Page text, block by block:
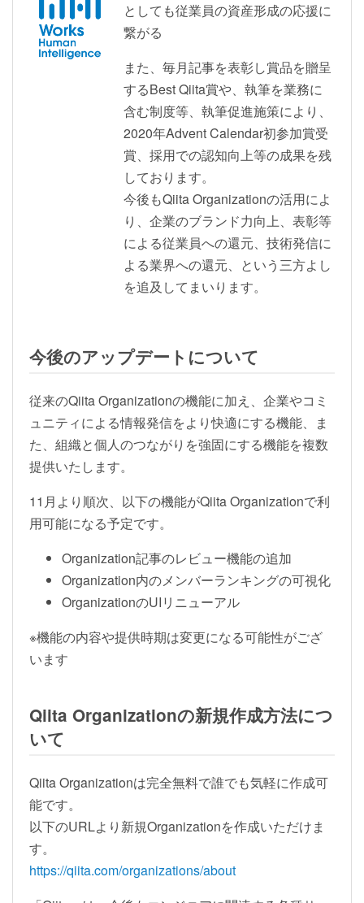
としても従業員の資産形成の応援に
繋がる
また、毎月記事を表彰し賞品を贈呈
するBest Qiita賞や、執筆を業務に
含む制度等、執筆促進施策により、
2020年Advent Calendar初参加賞受
賞、採用での認知向上等の成果を残
しております。
今後もQiita Organizationの活用によ
り、企業のブランド力向上、表彰等
による従業員への還元、技術発信に
よる業界への還元、という三方よし
を追及してまいります。
今後のアップデートについて
従来のQiita Organizationの機能に加え、企業やコミ
ュニティによる情報発信をより快適にする機能、ま
た、組織と個人のつながりを強固にする機能を複数
提供いたします。
11月より順次、以下の機能がQiita Organizationで利
用可能になる予定です。
Organization記事のレビュー機能の追加
Organization内のメンバーランキングの可視化
OrganizationのUIリニューアル
※機能の内容や提供時期は変更になる可能性がござ
います
Qiita Organizationの新規作成方法につ
いて
Qiita Organizationは完全無料で誰でも気軽に作成可
能です。
以下のURLより新規Organizationを作成いただけま
す。
https://qiita.com/organizations/about